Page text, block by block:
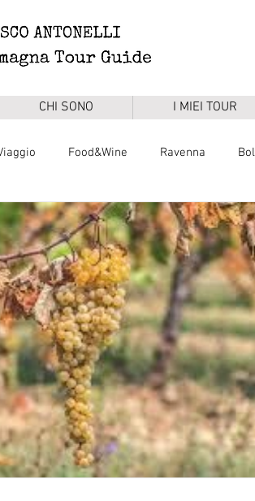
CHI SONO I MIEI TOUR
Food&Wine Ravenna